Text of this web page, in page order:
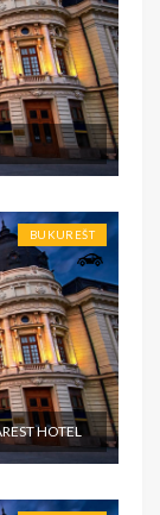
BUKUREŠT
HOTEL